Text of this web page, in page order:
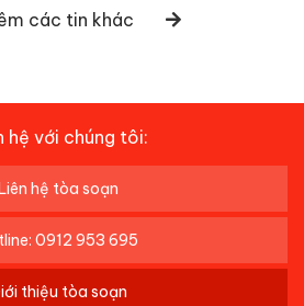
các tin khác
hệ với chúng tôi:
hệ tòa soạn
0912 953 695
thiệu tòa soạn